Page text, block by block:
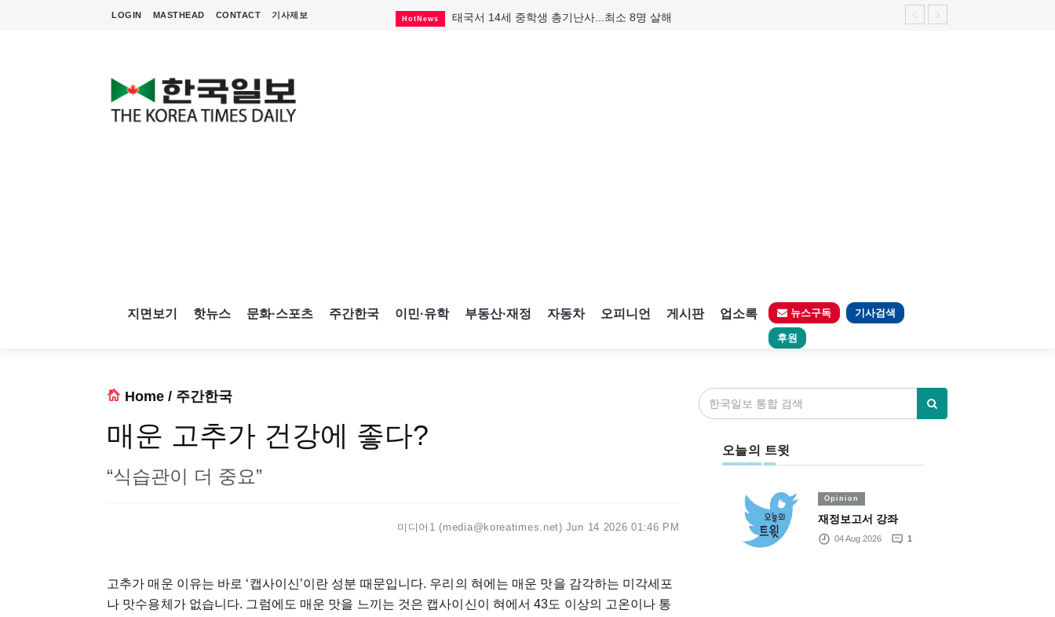
LOGIN MASTHEAD CONTACT 기사제보 HotNews 태국서 14세 중학생 총기난사...최소 8명 살해
지면보기 핫뉴스 문화·스포츠 주간한국 이민·유학 부동산·재정 자동차 오피니언 게시판 업소록 뉴스구독 기사검색
후원
Home / 주간한국
매운 고추가 건강에 좋다?
“식습관이 더 중요”
미디어1 (media@koreatimes.net) Jun 14 2026 01:46 PM
고추가 매운 이유는 바로 ‘캡사이신’이란 성분 때문입니다. 우리의 혀에는 매운 맛을 감각하는 미각세포
나 맛수용체가 없습니다. 그럼에도 매운 맛을 느끼는 것은 캡사이신이 혀에서 43도 이상의 고온이나 통
오늘의 트윗
Opinion
재정보고서 강좌
04 Aug 2026 1